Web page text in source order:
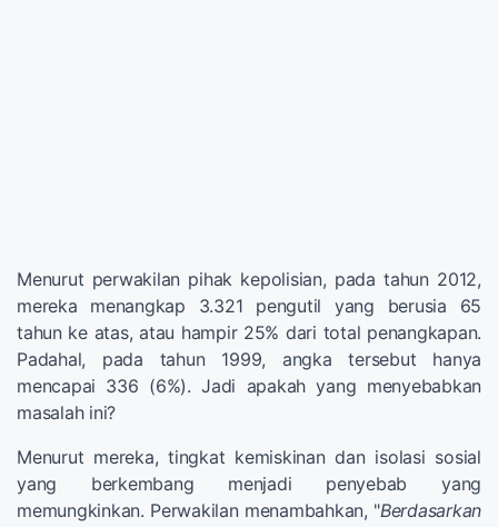
Menurut perwakilan pihak kepolisian, pada tahun 2012,
mereka menangkap 3.321 pengutil yang berusia 65
tahun ke atas, atau hampir 25% dari total penangkapan.
Padahal, pada tahun 1999, angka tersebut hanya
mencapai 336 (6%). Jadi apakah yang menyebabkan
masalah ini?
Menurut mereka, tingkat kemiskinan dan isolasi sosial
yang berkembang menjadi penyebab yang
memungkinkan. Perwakilan menambahkan, "Berdasarkan